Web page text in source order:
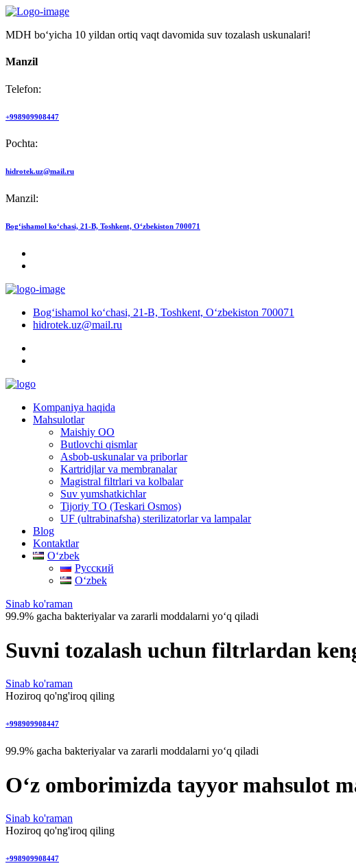
MDH bo‘yicha 10 yildan ortiq vaqt davomida suv tozalash uskunalari!
Manzil
Telefon:
+998909908447
Pochta:
hidrotek.uz@mail.ru
Manzil:
Bog‘ishamol ko‘chasi, 21-B, Toshkent, O‘zbekiston 700071
Bog‘ishamol ko‘chasi, 21-B, Toshkent, O‘zbekiston 700071
hidrotek.uz@mail.ru
Kompaniya haqida
Mahsulotlar
Maishiy OO
Butlovchi qismlar
Asbob-uskunalar va priborlar
Kartridjlar va membranalar
Magistral filtrlari va kolbalar
Suv yumshatkichlar
Tijoriy TO (Teskari Osmos)
UF (ultrabinafsha) sterilizatorlar va lampalar
Blog
Kontaktlar
Oʻzbek
Русский
Oʻzbek
Sinab ko'raman
99.9% gacha bakteriyalar va zararli moddalarni yo‘q qiladi
Suvni tozalash uchun filtrlardan
Sinab ko'raman
Hoziroq qo'ng'iroq qiling
+998909908447
99.9% gacha bakteriyalar va zararli moddalarni yo‘q qiladi
O‘z omborimizda tayyor mahsulot
Sinab ko'raman
Hoziroq qo'ng'iroq qiling
+998909908447